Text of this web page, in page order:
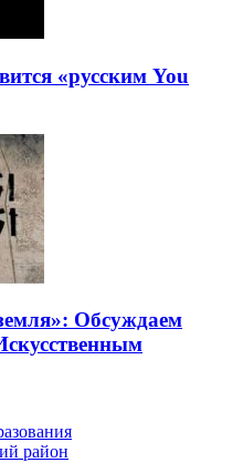
«русским You
Обсуждаем
район